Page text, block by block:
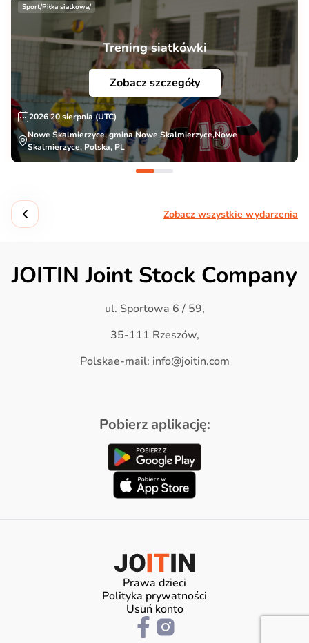
Sport/Piłka siatkowa/
Trening siatkówki
Zobacz szczegóły
2026 20 sierpnia (UTC)
Nowe Skalmierzyce, gmina Nowe Skalmierzyce,Nowe
Skalmierzyce, Polska, PL
Zobacz wszystkie wydarzenia
JOITIN Joint Stock Company
ul. Sportowa 6 / 59,
35-111 Rzeszów,
Polskae-mail: info@joitin.com
Pobierz aplikację:
Prawa dzieci
Polityka prywatności
Usuń konto